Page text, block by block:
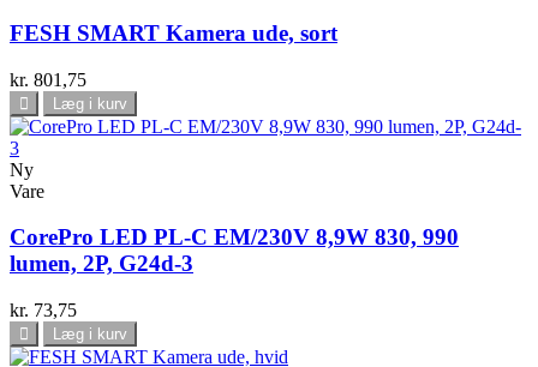
FESH SMART Kamera ude, sort
kr. 801,75
Læg i kurv
Ny
Vare
CorePro LED PL-C EM/230V 8,9W 830, 990
lumen, 2P, G24d-3
kr. 73,75
Læg i kurv